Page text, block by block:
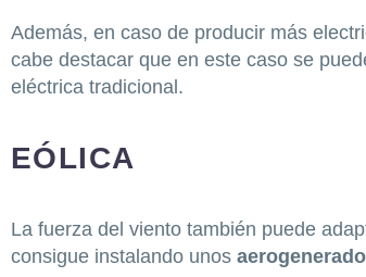
Además, en caso de producir más
cabe destacar que en este caso se
eléctrica tradicional.
EÓLICA
La fuerza del viento también puede
consigue instalando unos